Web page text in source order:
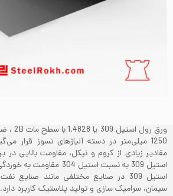
مقادیر زیادی از کروم و نیکل، مقاومت بالایی در
استیل 309 به نسبت استیل
استیل 309 در صنایع مختلفی مانند
سیمان، سرامیک سازی و تولید پلاستیک کاربرد دارد.